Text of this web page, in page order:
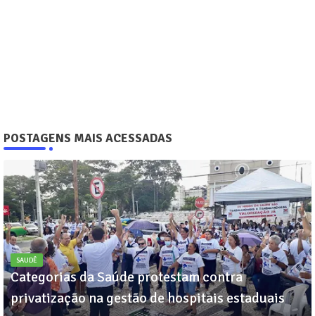
POSTAGENS MAIS ACESSADAS
SAUDÊ
Categorias da Saúde protestam contra
privatização na gestão de hospitais estaduais